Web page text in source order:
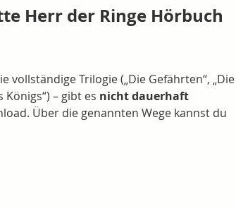
Herr der Ringe Hörbuch
vollständige Trilogie („Die Gefährten“, „Die
Königs“) – gibt es nicht dauerhaft
Über die genannten Wege kannst du